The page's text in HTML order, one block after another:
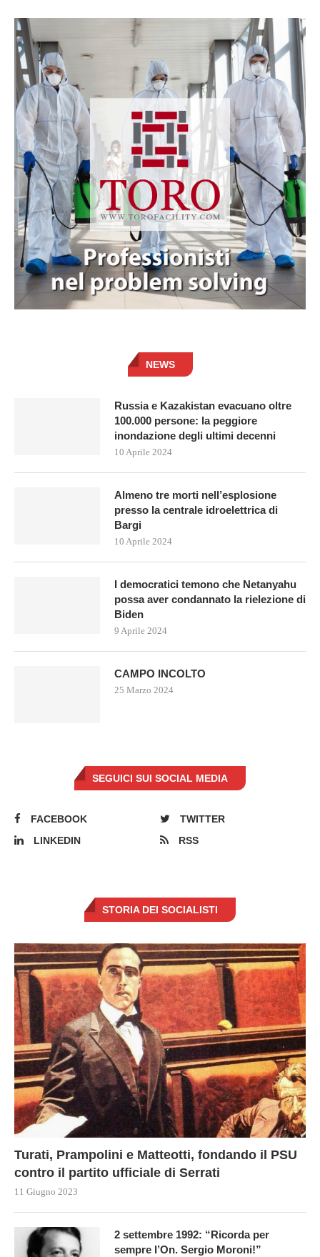
NEWS
Russia e Kazakistan evacuano oltre
100.000 persone: la peggiore
inondazione degli ultimi decenni
10 Aprile 2024
Almeno tre morti nell’esplosione
presso la centrale idroelettrica di
Bargi
10 Aprile 2024
I democratici temono che Netanyahu
possa aver condannato la rielezione di
Biden
9 Aprile 2024
CAMPO INCOLTO
25 Marzo 2024
SEGUICI SUI SOCIAL MEDIA
FACEBOOK
TWITTER
LINKEDIN
RSS
STORIA DEI SOCIALISTI
Turati, Prampolini e Matteotti, fondando il PSU
contro il partito ufficiale di Serrati
11 Giugno 2023
2 settembre 1992: “Ricorda per
sempre l’On. Sergio Moroni!”